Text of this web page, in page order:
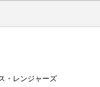
・レンジャーズ